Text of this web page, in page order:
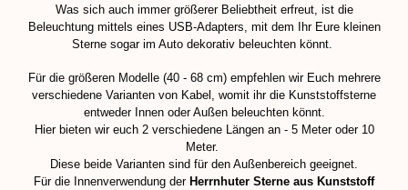
Was sich auch immer größerer Beliebtheit erfreut, ist die
Beleuchtung mittels eines USB-Adapters, mit dem Ihr Eure kleinen
Sterne sogar im Auto dekorativ beleuchten könnt.
Für die größeren Modelle (40 - 68 cm) empfehlen wir Euch mehrere
verschiedene Varianten von Kabel, womit ihr die Kunststoffsterne
entweder Innen oder Außen beleuchten könnt.
Hier bieten wir euch 2 verschiedene Längen an - 5 Meter oder 10
Meter.
Diese beide Varianten sind für den Außenbereich geeignet.
Für die Innenverwendung der Herrnhuter Sterne aus Kunststoff